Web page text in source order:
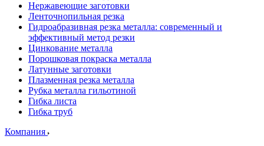
Нержавеющие заготовки
Ленточнопильная резка
Гидроабразивная резка металла: современный и
эффективный метод резки
Цинкование металла
Порошковая покраска металла
Латунные заготовки
Плазменная резка металла
Рубка металла гильотиной
Гибка листа
Гибка труб
Компания